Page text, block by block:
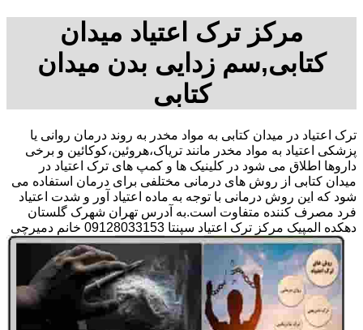
مرکز ترک اعتیاد میدان
کتابی,سم زدایی بدن میدان
کتابی
ترک اعتیاد در میدان کتابی به مواد مخدر به روند درمان روانی یا
پزشکی اعتیاد به مواد مخدر مانند تریاک،هروئین،کوکائین و برخی
داروها اطلاق می شود در کلینیک ها و کمپ های ترک اعتیاد در
میدان کتابی از روش های درمانی مختلفی برای درمان استفاده می
شود که این روش درمانی با توجه به ماده اعتیاد آور و شدت اعتیاد
فرد مصرف کننده متفاوت است.به آدرس تهران شهرک گلستان
دهکده المپیک مرکز ترک اعتیاد سپنتا 09128033153 خانم دمیرچی